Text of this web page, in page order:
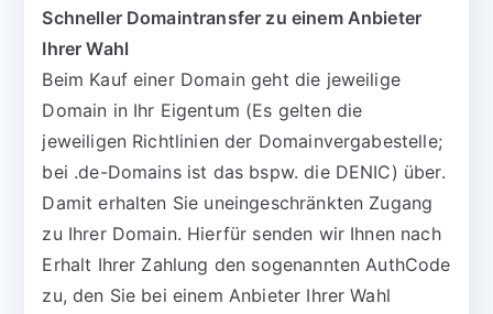
Schneller Domaintransfer zu einem Anbieter
Ihrer Wahl
Beim Kauf einer Domain geht die jeweilige
Domain in Ihr Eigentum (Es gelten die
jeweiligen Richtlinien der Domainvergabestelle;
bei .de-Domains ist das bspw. die DENIC) über.
Damit erhalten Sie uneingeschränkten Zugang
zu Ihrer Domain. Hierfür senden wir Ihnen nach
Erhalt Ihrer Zahlung den sogenannten AuthCode
zu, den Sie bei einem Anbieter Ihrer Wahl